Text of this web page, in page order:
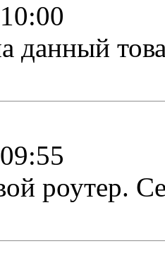
данный
роутер.